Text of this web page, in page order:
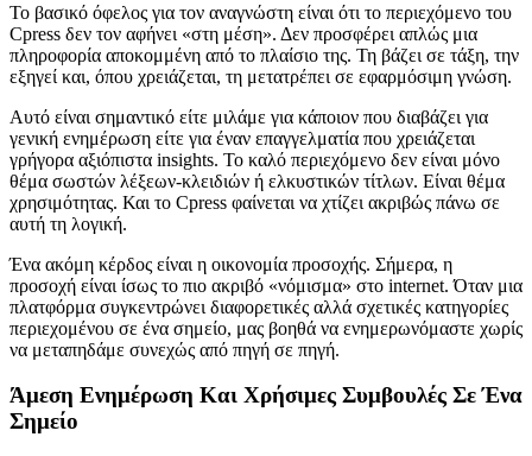
Το βασικό όφελος για τον αναγνώστη είναι ότι το περιεχόμενο του
Cpress δεν τον αφήνει «στη μέση». Δεν προσφέρει απλώς μια
πληροφορία αποκομμένη από το πλαίσιο της. Τη βάζει σε τάξη, την
εξηγεί και, όπου χρειάζεται, τη μετατρέπει σε εφαρμόσιμη γνώση.
Αυτό είναι σημαντικό είτε μιλάμε για κάποιον που διαβάζει για
γενική ενημέρωση είτε για έναν επαγγελματία που χρειάζεται
γρήγορα αξιόπιστα insights. Το καλό περιεχόμενο δεν είναι μόνο
θέμα σωστών λέξεων-κλειδιών ή ελκυστικών τίτλων. Είναι θέμα
χρησιμότητας. Και το Cpress φαίνεται να χτίζει ακριβώς πάνω σε
αυτή τη λογική.
Ένα ακόμη κέρδος είναι η οικονομία προσοχής. Σήμερα, η
προσοχή είναι ίσως το πιο ακριβό «νόμισμα» στο internet. Όταν μια
πλατφόρμα συγκεντρώνει διαφορετικές αλλά σχετικές κατηγορίες
περιεχομένου σε ένα σημείο, μας βοηθά να ενημερωνόμαστε χωρίς
να μεταπηδάμε συνεχώς από πηγή σε πηγή.
Άμεση Ενημέρωση Και Χρήσιμες Συμβουλές Σε Ένα
Σημείο